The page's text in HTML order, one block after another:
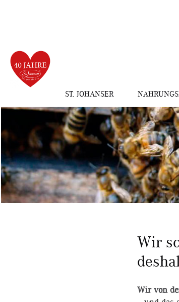
ST. JOHANSER
Wir
Wir von